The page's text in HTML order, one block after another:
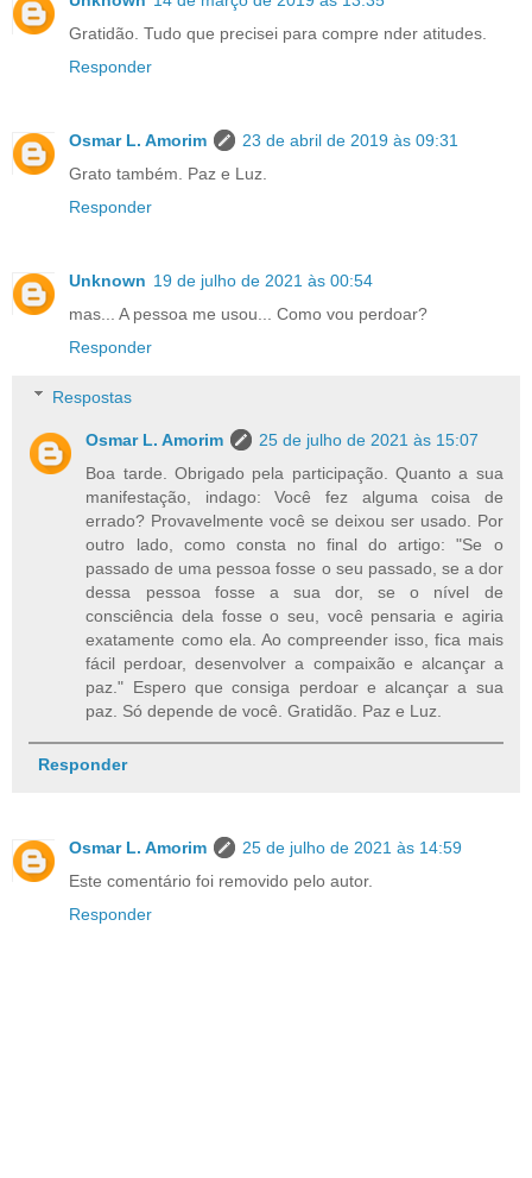
Gratidão. Tudo que precisei para compre nder atitudes.
Responder
Osmar L. Amorim
23 de abril de 2019 às 09:31
Grato também. Paz e Luz.
Responder
Unknown 19 de julho de 2021 às 00:54
mas... A pessoa me usou... Como vou perdoar?
Responder
Respostas
Osmar L. Amorim
25 de julho de 2021 às 15:07
Boa tarde. Obrigado pela participação. Quanto a sua
manifestação, indago: Você fez alguma coisa de
errado? Provavelmente você se deixou ser usado. Por
outro lado, como consta no final do artigo: "Se o
passado de uma pessoa fosse o seu passado, se a dor
dessa pessoa fosse a sua dor, se o nível de
consciência dela fosse o seu, você pensaria e agiria
exatamente como ela. Ao compreender isso, fica mais
fácil perdoar, desenvolver a compaixão e alcançar a
paz." Espero que consiga perdoar e alcançar a sua
paz. Só depende de você. Gratidão. Paz e Luz.
Responder
Osmar L. Amorim
25 de julho de 2021 às 14:59
Este comentário foi removido pelo autor.
Responder